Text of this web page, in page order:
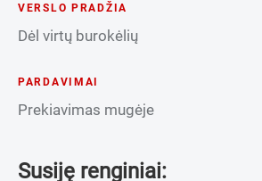
VERSLO PRADŽIA
Dėl virtų burokėlių
PARDAVIMAI
Prekiavimas mugėje
Susiję renginiai: